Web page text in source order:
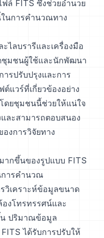
ล์ FITS ซึ่งช่วยอำนวย
นการคำนวณทาง
ไลบรารีและเครื่องมือ
ชุมชนผู้ใช้และนักพัฒนา
รปรับปรุงและการ
แวร์ที่เกี่ยวข้องอย่าง
ดยชุมชนนี้ช่วยให้แน่ใจ
ละสามารถตอบสนอง
งการวิจัยทาง
ากขึ้นของรูปแบบ FITS
การคำนวณ
วิเคราะห์ข้อมูลขนาด
งโทรทรรศน์และ
น ปริมาณข้อมูล
ได้รับการปรับให้